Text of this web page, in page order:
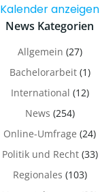
Kalender anzeigen
News Kategorien
Allgemein (27)
Bachelorarbeit(1)
International (12)
News (254)
Online-Umfrage (24)
Politik und Recht(33)
Regionales (103)